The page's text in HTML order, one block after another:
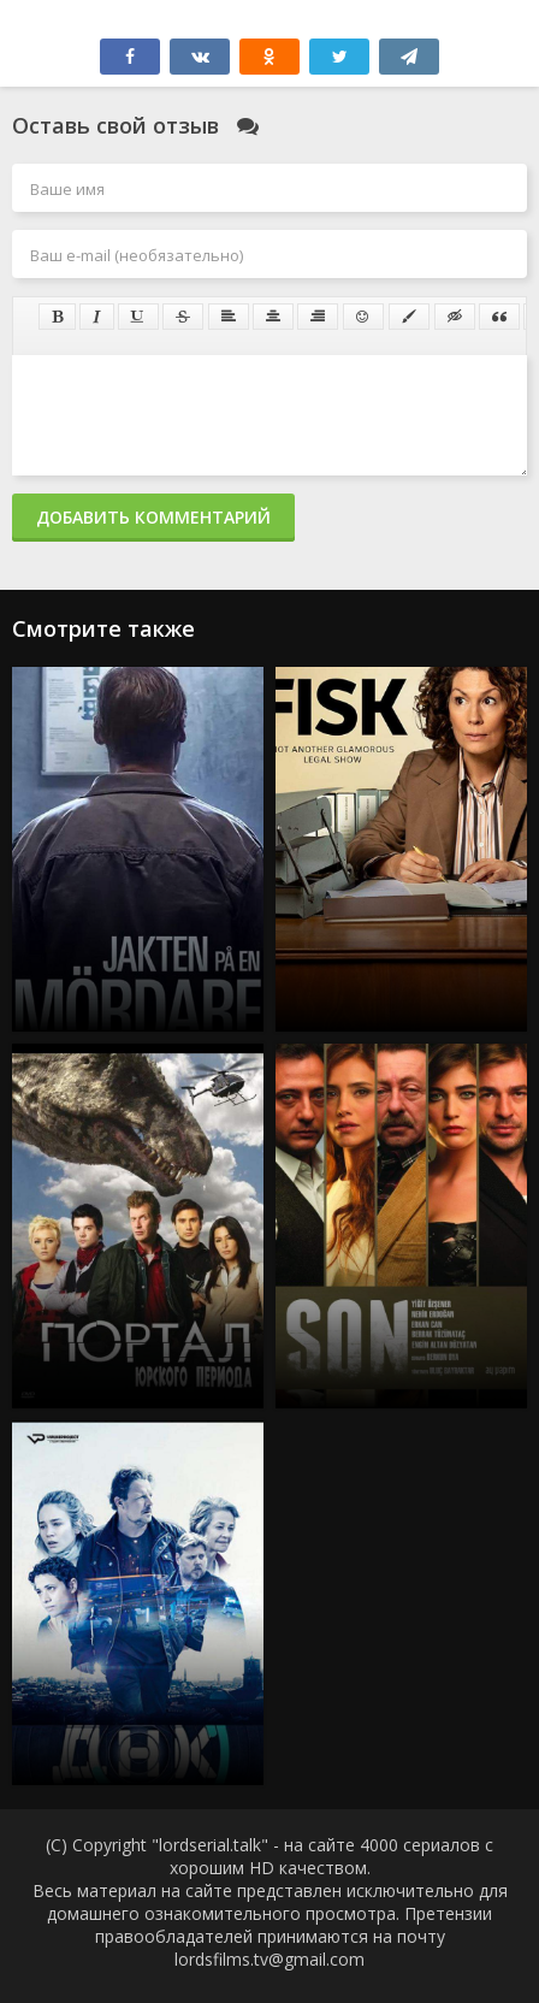
Оставь свой отзыв
ДОБАВИТЬ КОММЕНТАРИЙ
Смотрите также
(C) Copyright "lordserial.talk" - на сайте 4000 сериалов с
хорошим HD качеством.
Весь материал на сайте представлен исключительно для
домашнего ознакомительного просмотра. Претензии
правообладателей принимаются на почту
lordsfilms.tv@gmail.com